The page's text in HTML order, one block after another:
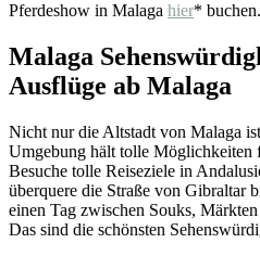
Pferdeshow in Malaga hier* buchen.
Malaga
Ausflüge ab Malaga
Nicht nur die Altstadt von Malaga
Umgebung hält tolle Möglichkeiten
Besuche tolle Reiseziele in
überquere die Straße von Gibraltar
einen Tag zwischen Souks,
Das sind die schönsten